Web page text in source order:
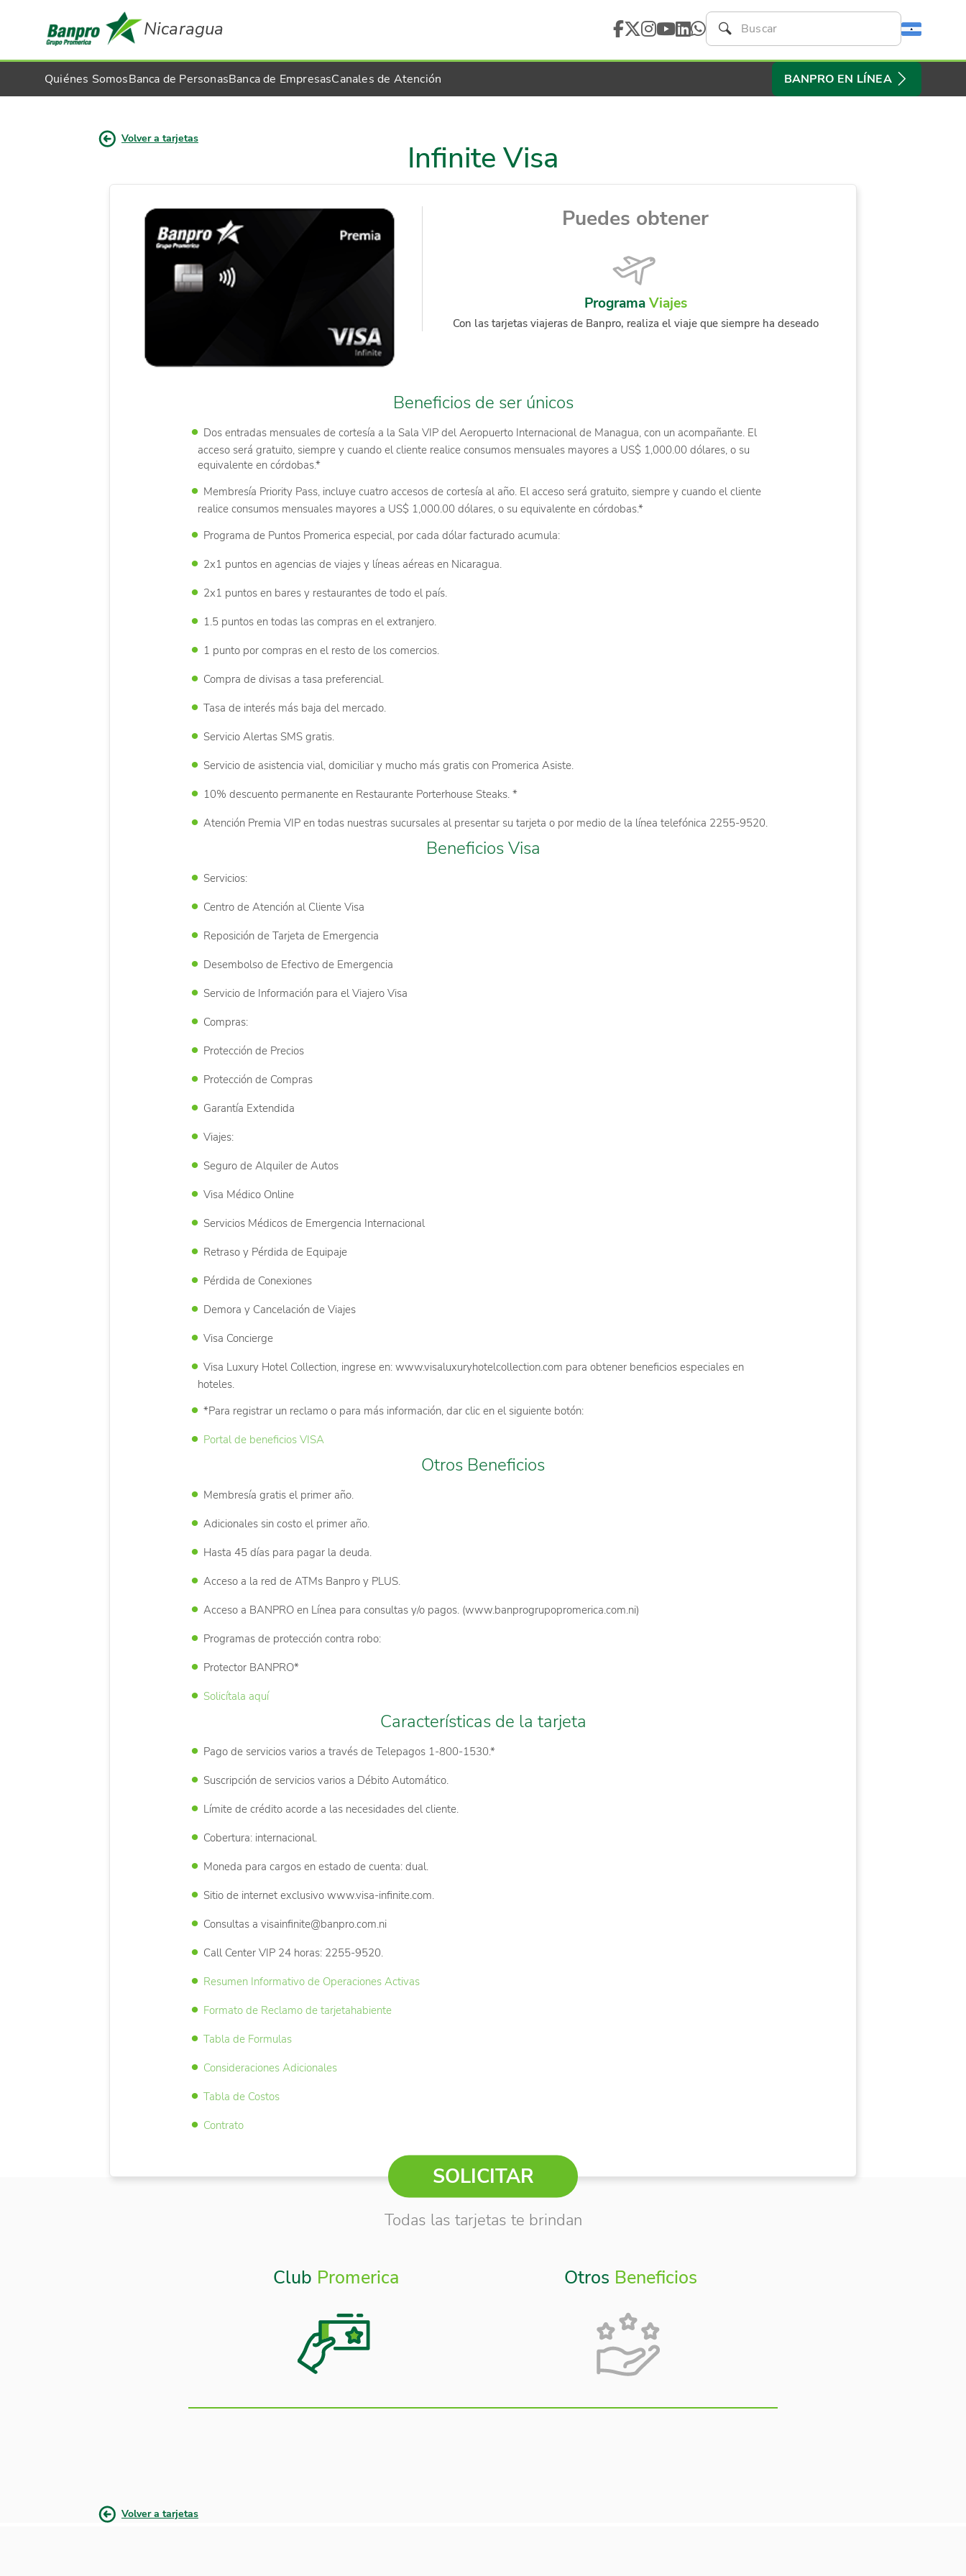
Nicaragua
Quiénes SomosBanca de PersonasBanca de EmpresasCanales de Atención BANPRO EN LÍNEA
Volver a tarjetas
Infinite Visa
Puedes obtener
ProgramaViajes
Con las tarjetas viajeras de Banpro, realiza el viaje que siempre ha deseado
Beneficios de ser únicos
Dos entradas mensuales de cortesía a la Sala VIP del Aeropuerto Internacional de Managua, con un acompañante. El
acceso será gratuito, siempre y cuando el cliente realice consumos mensuales mayores a US$ 1,000.00 dólares, o su
equivalente en córdobas.*
Membresía Priority Pass, incluye cuatro accesos de cortesía al año. El acceso será gratuito, siempre y cuando el cliente
realice consumos mensuales mayores a US$ 1,000.00 dólares, o su equivalente en córdobas.*
Programa de Puntos Promerica especial, por cada dólar facturado acumula:
2x1 puntos en agencias de viajes y líneas aéreas en Nicaragua.
2x1 puntos en bares y restaurantes de todo el país.
1.5 puntos en todas las compras en el extranjero.
1 punto por compras en el resto de los comercios.
Compra de divisas a tasa preferencial.
Tasa de interés más baja del mercado.
Servicio Alertas SMS gratis.
Servicio de asistencia vial, domiciliar y mucho más gratis con Promerica Asiste.
10% descuento permanente en Restaurante Porterhouse Steaks. *
Atención Premia VIP en todas nuestras sucursales al presentar su tarjeta o por medio de la línea telefónica 2255-9520.
Beneficios Visa
Servicios:
Centro de Atención al Cliente Visa
Reposición de Tarjeta de Emergencia
Desembolso de Efectivo de Emergencia
Servicio de Información para el Viajero Visa
Compras:
Protección de Precios
Protección de Compras
Garantía Extendida
Viajes:
Seguro de Alquiler de Autos
Visa Médico Online
Servicios Médicos de Emergencia Internacional
Retraso y Pérdida de Equipaje
Pérdida de Conexiones
Demora y Cancelación de Viajes
Visa Concierge
Visa Luxury Hotel Collection, ingrese en: www.visaluxuryhotelcollection.com para obtener beneficios especiales en
hoteles.
*Para registrar un reclamo o para más información, dar clic en el siguiente botón:
Portal de beneficios VISA
Otros Beneficios
Membresía gratis el primer año.
Adicionales sin costo el primer año.
Hasta 45 días para pagar la deuda.
Acceso a la red de ATMs Banpro y PLUS.
Acceso a BANPRO en Línea para consultas y/o pagos. (www.banprogrupopromerica.com.ni)
Programas de protección contra robo:
Protector BANPRO*
Solicítala aquí
Características de la tarjeta
Pago de servicios varios a través de Telepagos 1-800-1530.*
Suscripción de servicios varios a Débito Automático.
Límite de crédito acorde a las necesidades del cliente.
Cobertura: internacional.
Moneda para cargos en estado de cuenta: dual.
Sitio de internet exclusivo www.visa-infinite.com.
Consultas a visainfinite@banpro.com.ni
Call Center VIP 24 horas: 2255-9520.
Resumen Informativo de Operaciones Activas
Formato de Reclamo de tarjetahabiente
Tabla de Formulas
Consideraciones Adicionales
Tabla de Costos
Contrato
SOLICITAR
Todas las tarjetas te brindan
Club Promerica Otros Beneficios
Volver a tarjetas